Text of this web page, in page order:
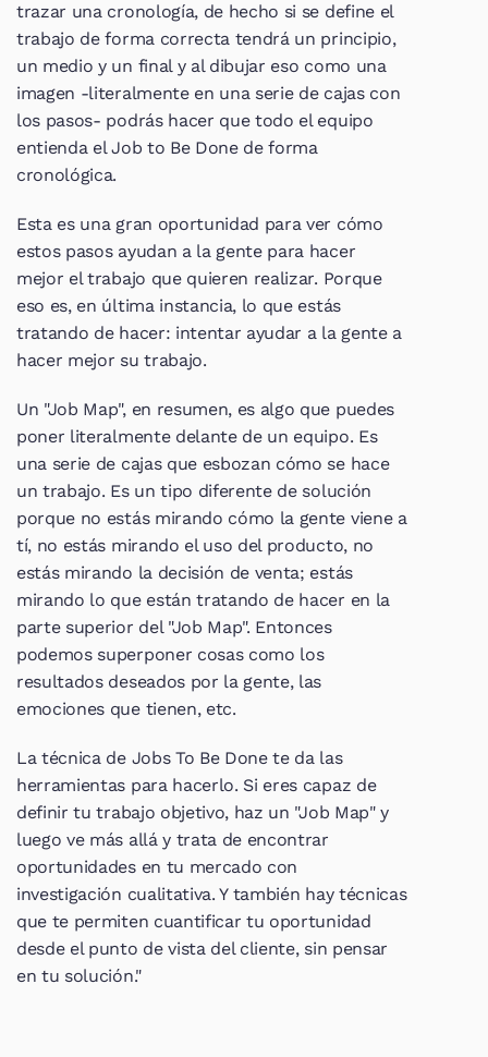
trazar una cronología, de hecho si se define el
trabajo de forma correcta tendrá un principio,
un medio y un final y al dibujar eso como una
imagen -literalmente en una serie de cajas con
los pasos- podrás hacer que todo el equipo
entienda el Job to Be Done de forma
cronológica.
Esta es una gran oportunidad para ver cómo
estos pasos ayudan a la gente para hacer
mejor el trabajo que quieren realizar. Porque
eso es, en última instancia, lo que estás
tratando de hacer: intentar ayudar a la gente a
hacer mejor su trabajo.
Un "Job Map", en resumen, es algo que puedes
poner literalmente delante de un equipo. Es
una serie de cajas que esbozan cómo se hace
un trabajo. Es un tipo diferente de solución
porque no estás mirando cómo la gente viene a
tí, no estás mirando el uso del producto, no
estás mirando la decisión de venta; estás
mirando lo que están tratando de hacer en la
parte superior del "Job Map". Entonces
podemos superponer cosas como los
resultados deseados por la gente, las
emociones que tienen, etc.
La técnica de Jobs To Be Done te da las
herramientas para hacerlo. Si eres capaz de
definir tu trabajo objetivo, haz un "Job Map" y
luego ve más allá y trata de encontrar
oportunidades en tu mercado con
investigación cualitativa. Y también hay técnicas
que te permiten cuantificar tu oportunidad
desde el punto de vista del cliente, sin pensar
en tu solución."